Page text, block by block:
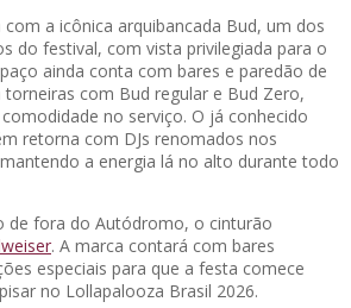
a icônica arquibancada Bud, um dos
do festival, com vista privilegiada para o
ainda conta com bares e paredão de
com Bud regular e Bud Zero,
no serviço. O já conhecido
retorna com DJs renomados nos
a energia lá no alto durante todo
de fora do Autódromo, o cinturão
. A marca contará com bares
especiais para que a festa comece
no Lollapalooza Brasil 2026.